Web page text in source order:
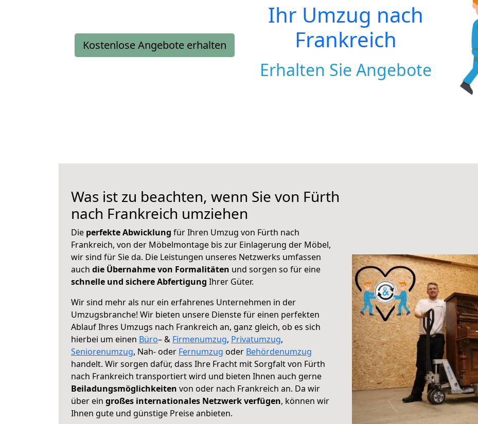
Kostenlose Angebote erhalten
Ihr Umzug nach
Frankreich
Erhalten Sie Angebote
Was ist zu beachten, wenn Sie von Fürth
nach Frankreich umziehen
Die perfekte Abwicklung für Ihren Umzug von Fürth nach
Frankreich, von der Möbelmontage bis zur Einlagerung der Möbel,
wir sind für Sie da. Die Leistungen unseres Netzwerks umfassen
auch die Übernahme von Formalitäten und sorgen so für eine
schnelle und sichere Abfertigung Ihrer Güter.
Wir sind mehr als nur ein erfahrenes Unternehmen in der
Umzugsbranche! Wir bieten unsere Dienste für einen perfekten
Ablauf Ihres Umzugs nach Frankreich an, ganz gleich, ob es sich
hierbei um einen Büro– & Firmenumzug, Privatumzug,
Seniorenumzug, Nah- oder Fernumzug oder Behördenumzug
handelt. Wir sorgen dafür, dass Ihre Fracht mit Sorgfalt von Fürth
nach Frankreich transportiert wird und bieten Ihnen auch gerne
Beiladungsmöglichkeiten von oder nach Frankreich an. Da wir
über ein großes internationales Netzwerk verfügen, können wir
Ihnen gute und günstige Preise anbieten.